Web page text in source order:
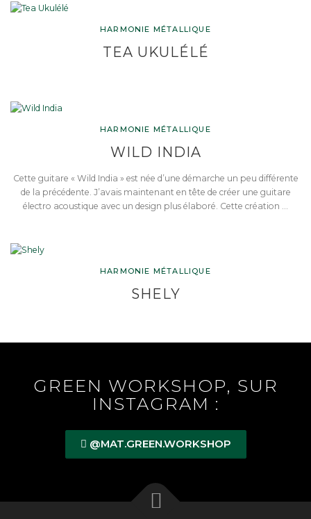
HARMONIE MÉTALLIQUE
TEA UKULÉLÉ
HARMONIE MÉTALLIQUE
WILD INDIA
Cette guitare « Wild India » est née d’une démarche un peu différente
de la précédente. J’avais maintenant en tête de créer une guitare
électro acoustique avec un design plus élaboré. Cette création …
HARMONIE MÉTALLIQUE
SHELY
GREEN WORKSHOP, SUR
INSTAGRAM :
@MAT.GREEN.WORKSHOP